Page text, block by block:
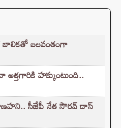
బాలికతో బలవంతంగా
అత్తగారికి హక్కుంటుంది..
సీజేపీ నేత సౌరవ్ దాస్